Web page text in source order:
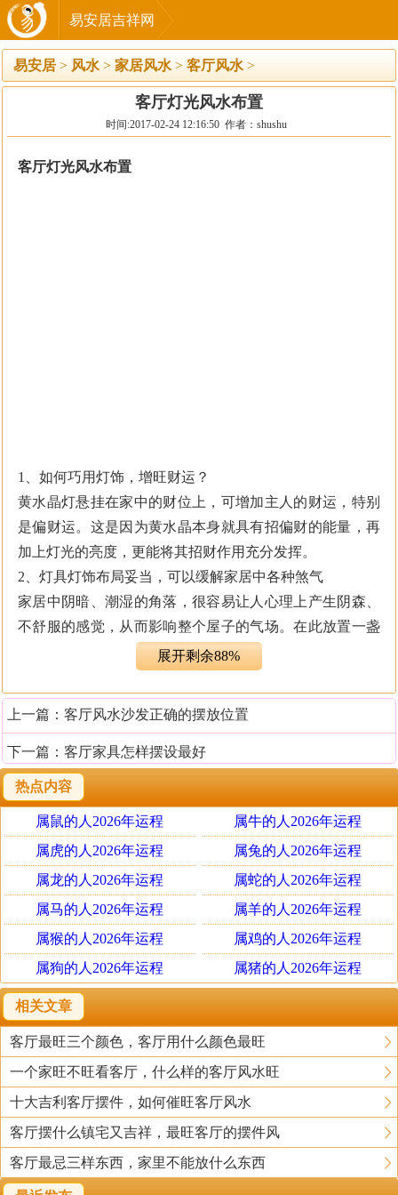
易安居吉祥网
易安居 > 风水 > 家居风水 > 客厅风水 >
客厅灯光风水布置
时间:2017-02-24 12:16:50 作者：shushu
客厅灯光风水布置
1、如何巧用灯饰，增旺财运？
黄水晶灯悬挂在家中的财位上，可增加主人的财运，特别
是偏财运。这是因为黄水晶本身就具有招偏财的能量，再
加上灯光的亮度，更能将其招财作用充分发挥。
2、灯具灯饰布局妥当，可以缓解家居中各种煞气
家居中阴暗、潮湿的角落，很容易让人心理上产生阴森、
不舒服的感觉，从而影响整个屋子的气场。在此放置一盏
长明灯，让人感觉温馨的同时，也缓解了这种不良的气
一、客厅灯的风水布局
1、灯光属阳，可用来提振阴气重的区域的气尤其光线较
暗，或自然光无法照射到的区域。
2、在横梁下放置向上打光的立灯，可化解“煞”气。
3、不可在镜子前放置灯具。吊灯位置不可太低。
4、利用灯光可辅助客厅环境改局。
5、光源能在立体空间里塑造耐人寻味的层次感，适当地增
加一些辅助光源，尤其是日光灯类的光源映射在天花板和
墙上，能收到奇效。还可选用射灯打在浅色画上，都可起
到较好的效果。营造出良好的客厅氛围。
6、透过水晶放射出来的灯光对改善气场最有帮助，所以可
使用水晶吊灯。
二、家居灯饰的布局
在风水学上，好的灯饰布局是能做到化煞作用。在家中的
缺角位置上能摆放明亮灯饰，做收补角的作用。在家大门
的地方需要布置明亮的灯饰，寓意家中的繁华昌盛。在家
中也需要安置长明灯，睡觉后彻夜点亮的灯火，能帮助家
中的能量，有利于催旺家居的作用。在进门口对角45度的
展开剩余88%
上一篇： 客厅风水沙发正确的摆放位置
下一篇： 客厅家具怎样摆设最好
热点内容
属鼠的人2026年运程
属牛的人2026年运程
属虎的人2026年运程
属兔的人2026年运程
属龙的人2026年运程
属蛇的人2026年运程
属马的人2026年运程
属羊的人2026年运程
属猴的人2026年运程
属鸡的人2026年运程
属狗的人2026年运程
属猪的人2026年运程
相关文章
客厅最旺三个颜色，客厅用什么颜色最旺
一个家旺不旺看客厅，什么样的客厅风水旺
十大吉利客厅摆件，如何催旺客厅风水
客厅摆什么镇宅又吉祥，最旺客厅的摆件风
客厅最忌三样东西，家里不能放什么东西